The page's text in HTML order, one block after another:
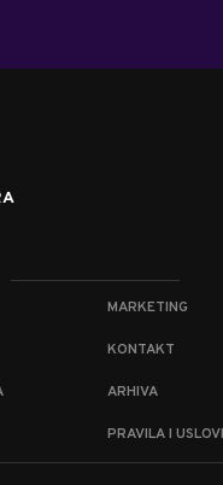
MARKETING
KONTAKT
ARHIVA
PRAVILA I